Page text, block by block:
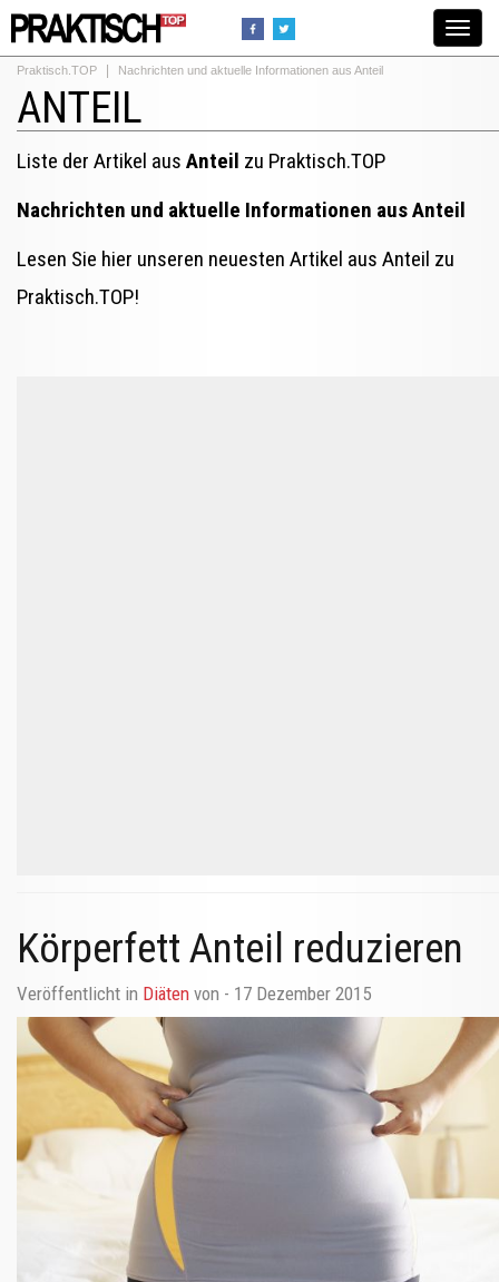
Toggle
Praktisch.TOP Nachrichten und aktuelle Informationen aus Anteil
ANTEIL
Liste der Artikel aus Anteil zu Praktisch.TOP
Nachrichten und aktuelle Informationen aus Anteil
Lesen Sie hier unseren neuesten Artikel aus Anteil zu
Praktisch.TOP!
Körperfett Anteil reduzieren
Veröffentlicht in Diäten von - 17 Dezember 2015